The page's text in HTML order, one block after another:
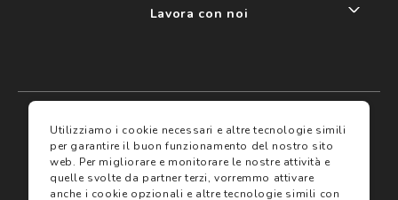
I miei preferiti
Assicurazioni
Lavora con noi
Utilizziamo i cookie necessari e altre tecnologie simili
per garantire il buon funzionamento del nostro sito
web. Per migliorare e monitorare le nostre attività e
quelle svolte da partner terzi, vorremmo attivare
anche i cookie opzionali e altre tecnologie simili con